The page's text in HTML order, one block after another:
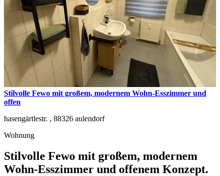
Stilvolle Fewo mit großem, modernem Wohn-Esszimmer und
offen
hasengärtlestr. , 88326 aulendorf
Wohnung
Stilvolle Fewo mit großem, modernem
Wohn-Esszimmer und offenem Konzept.